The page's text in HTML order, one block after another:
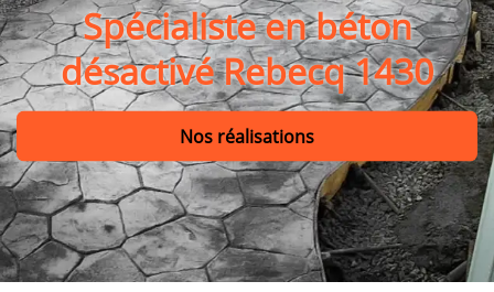
Spécialiste en béton
désactivé Rebecq 1430
Nos réalisations